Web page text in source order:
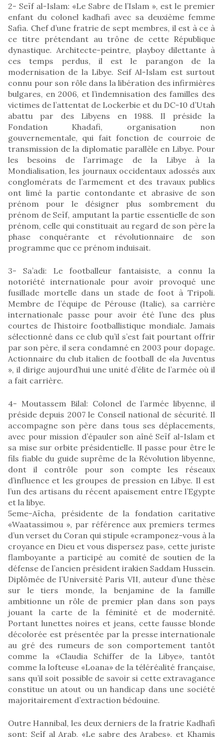
2- Seïf al-Islam: «Le Sabre de l’Islam », est le premier
enfant du colonel kadhafi avec sa deuxième femme
Safia. Chef d’une fratrie de sept membres, il est à ce à
ce titre prétendant au trône de cette République
dynastique. Architecte-peintre, playboy dilettante à
ces temps perdus, il est le parangon de la
modernisation de la Libye. Seif Al-Islam est surtout
connu pour son rôle dans la libération des infirmières
bulgares, en 2006, et l’indemnisation des familles des
victimes de l’attentat de Lockerbie et du DC-10 d’Utah
abattu par des Libyens en 1988. Il préside la
Fondation Khadafi, organisation non
gouvernementale, qui fait fonction de courroie de
transmission de la diplomatie parallèle en Libye. Pour
les besoins de l’arrimage de la Libye à la
Mondialisation, les journaux occidentaux adossés aux
conglomérats de l’armement et des travaux publics
ont limé la partie contondante et abrasive de son
prénom pour le désigner plus sombrement du
prénom de Seïf, amputant la partie essentielle de son
prénom, celle qui constituait au regard de son père la
phase conquérante et révolutionnaire de son
programme que ce prénom induisait.
3- Sa’adi: Le footballeur fantaisiste, a connu la
notoriété internationale pour avoir provoqué une
fusillade mortelle dans un stade de foot à Tripoli.
Membre de l’équipe de Pérouse (Italie), sa carrière
internationale passe pour avoir été l’une des plus
courtes de l’histoire footballistique mondiale. Jamais
sélectionné dans ce club qu’il s’est fait pourtant offrir
par son père, il sera condamné en 2003 pour dopage.
Actionnaire du club italien de football de «la Juventus
», il dirige aujourd’hui une unité d’élite de l’armée où il
a fait carrière.
4- Moutassem Bilal: Colonel de l’armée libyenne, il
préside depuis 2007 le Conseil national de sécurité. Il
accompagne son père dans tous ses déplacements,
avec pour mission d’épauler son aîné Seïf al-Islam et
sa mise sur orbite présidentielle. Il passe pour être le
fils fiable du guide suprême de la Révolution libyenne,
dont il contrôle pour son compte les réseaux
d’influence et les groupes de pression en Libye. Il est
l’un des artisans du récent apaisement entre l’Egypte
et la libye.
5eme-Aïcha, présidente de la fondation caritative
«Waatassimou », par référence aux premiers termes
d’un verset du Coran qui stipule «cramponez-vous à la
croyance en Dieu et vous dispersez pas», cette juriste
flamboyante a participé au comité de soutien de la
défense de l’ancien président irakien Saddam Hussein.
Diplômée de l’Université Paris VII, auteur d’une thèse
sur le tiers monde, la benjamine de la famille
ambitionne un rôle de premier plan dans son pays
jouant la carte de la féminité et de modernité.
Portant lunettes noires et jeans, cette fausse blonde
décolorée est présentée par la presse internationale
au gré des rumeurs de son comportement tantôt
comme la «Claudia Schiffer de la Libye», tantôt
comme la lofteuse «Loana» de la téléréalité française,
sans qu’il soit possible de savoir si cette extravagance
constitue un atout ou un handicap dans une société
majoritairement d’extraction bédouine.
Outre Hannibal, les deux derniers de la fratrie Kadhafi
sont: Seîf al Arab, «Le sabre des Arabes», et Khamis